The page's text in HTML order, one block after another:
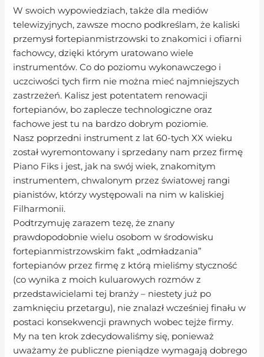
W swoich wypowiedziach, także dla mediów
telewizyjnych, zawsze mocno podkreślam, że kaliski
przemysł fortepianmistrzowski to znakomici i ofiarni
fachowcy, dzięki którym uratowano wiele
instrumentów. Co do poziomu wykonawczego i
uczciwości tych firm nie można mieć najmniejszych
zastrzeżeń. Kalisz jest potentatem renowacji
fortepianów, bo zaplecze technologiczne oraz
fachowe jest tu na bardzo dobrym poziomie.
Nasz poprzedni instrument z lat 60-tych XX wieku
został wyremontowany i sprzedany nam przez firmę
Piano Fiks i jest, jak na swój wiek, znakomitym
instrumentem, chwalonym przez światowej rangi
pianistów, którzy występowali na nim w kaliskiej
Filharmonii.
Podtrzymuję zarazem tezę, że znany
prawdopodobnie wielu osobom w środowisku
fortepianmistrzowskim fakt „odmładzania”
fortepianów przez firmę z którą mieliśmy styczność
(co wynika z moich kuluarowych rozmów z
przedstawicielami tej branży – niestety już po
zamknięciu przetargu), nie znalazł wcześniej finału w
postaci konsekwencji prawnych wobec tejże firmy.
My na ten krok zdecydowaliśmy się, ponieważ
uważamy że publiczne pieniądze wymagają dobrego